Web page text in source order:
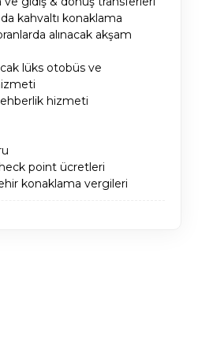
kahvaltı konaklama
alınacak akşam
lüks otobüs ve
hizmeti
point ücretleri
konaklama vergileri